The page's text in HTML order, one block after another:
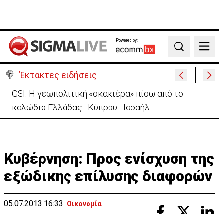
Powered by:
Search
Έκτακτες ειδήσεις
Συντριβή ελικοπτέρου σε βουνοπλαγιά στο Ρίο ντε
Τζανέιρο - 4 νεκροί (BINTEO)
Κυβέρνηση: Προς ενίσχυση της
εξώδικης επίλυσης διαφορών
05.07.2013 16:33 Οικονομία